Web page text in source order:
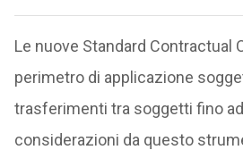
Le nuove Standard Contractual
perimetro di applicazione
trasferimenti tra soggetti fino
considerazioni da questo